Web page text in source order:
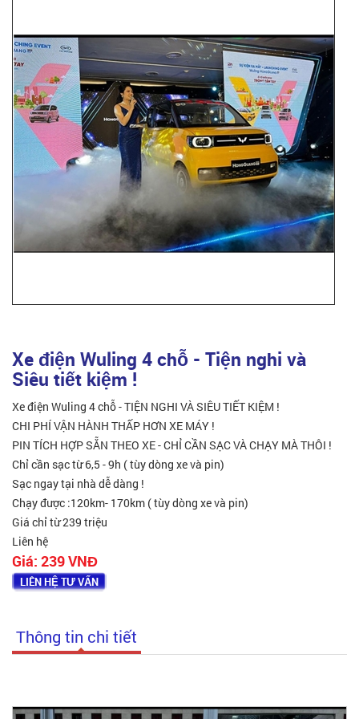
Xe điện Wuling 4 chỗ - Tiện nghi và
Siêu tiết kiệm !
Xe điện Wuling 4 chỗ - TIỆN NGHI VÀ SIÊU TIẾT KIỆM !
CHI PHÍ VẬN HÀNH THẤP HƠN XE MÁY !
PIN TÍCH HỢP SẴN THEO XE - CHỈ CẦN SẠC VÀ CHẠY MÀ THÔI !
Chỉ cần sạc từ 6,5 - 9h ( tùy dòng xe và pin)
Sạc ngay tại nhà dễ dàng !
Chạy được :120km- 170km ( tùy dòng xe và pin)
Giá chỉ từ 239 triệu
Liên hệ
Giá: 239 VNĐ
LIÊN HỆ TƯ VẤN
Thông tin chi tiết